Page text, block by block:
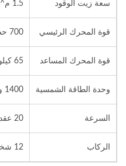
سعة زيت الوقود 1.5 م^3
قوة المحرك الرئيسي 700 حصان
قوة المحرك المساعد 65 كيلووات
وحدة الطاقة الشمسية 1400 واط
السرعة 20 عقدة
الركاب 12 شخص